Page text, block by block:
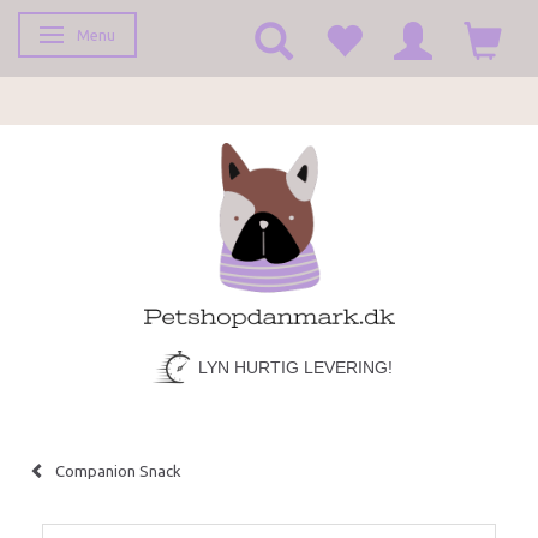
Skifte navigation
Menu
LYN HURTIG LEVERING!
Companion Snack